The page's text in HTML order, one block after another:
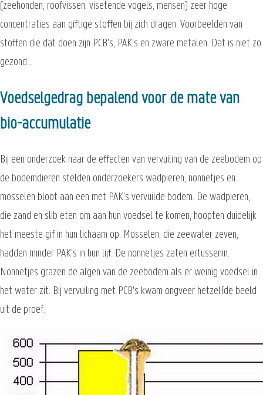
(zeehonden, roofvissen, visetende vogels, mensen) zeer hoge
concentraties aan giftige stoffen bij zich dragen. Voorbeelden van
stoffen die dat doen zijn PCB's, PAK's en zware metalen. Dat is niet zo
gezond...
Voedselgedrag bepalend voor de mate van
bio-accumulatie
Bij een onderzoek naar de effecten van vervuiling van de zeebodem op
de bodemdieren stelden onderzoekers wadpieren, nonnetjes en
mosselen bloot aan een met PAK's vervuilde bodem. De wadpieren,
die zand en slib eten om aan hun voedsel te komen, hoopten duidelijk
het meeste gif in hun lichaam op. Mosselen, die zeewater zeven,
hadden minder PAK's in hun lijf. De nonnetjes zaten ertussenin.
Nonnetjes grazen de algen van de zeebodem als er weinig voedsel in
het water zit. Bij vervuiling met PCB's kwam ongveer hetzelfde beeld
uit de proef.